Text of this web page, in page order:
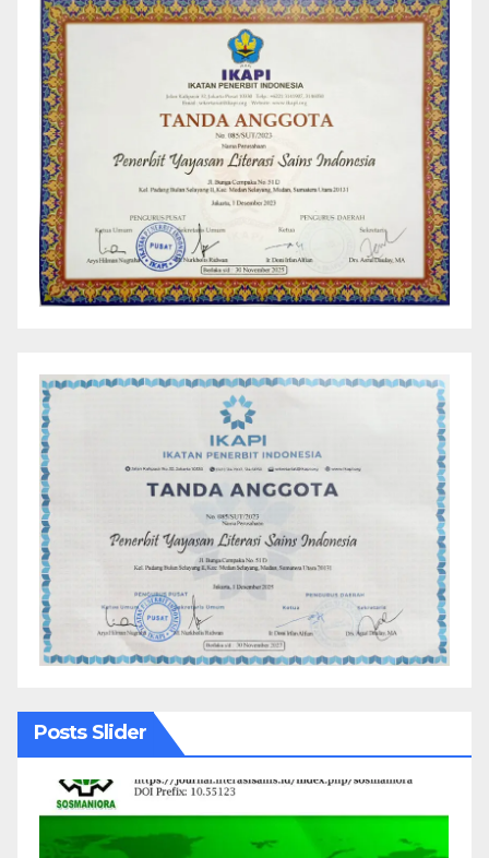
Posts Slider